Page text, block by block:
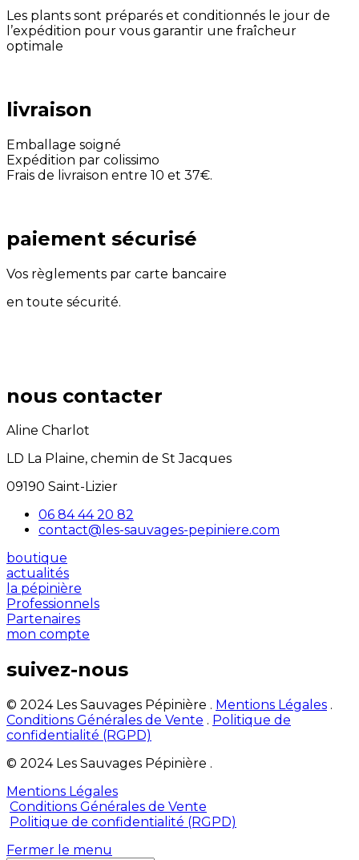
Les plants sont préparés et conditionnés le jour de
l’expédition pour vous garantir une fraîcheur
optimale
livraison
Emballage soigné
Expédition par colissimo
Frais de livraison entre 10 et 37€.
paiement sécurisé
Vos règlements par carte bancaire
en toute sécurité.
nous contacter
Aline Charlot
LD La Plaine, chemin de St Jacques
09190 Saint-Lizier
06 84 44 20 82
contact@les-sauvages-pepiniere.com
boutique
actualités
la pépinière
Professionnels
Partenaires
mon compte
suivez-nous
© 2024 Les Sauvages Pépinière . Mentions Légales .
Conditions Générales de Vente . Politique de
confidentialité (RGPD)
© 2024 Les Sauvages Pépinière .
Mentions Légales
Conditions Générales de Vente
Politique de confidentialité (RGPD)
Fermer le menu